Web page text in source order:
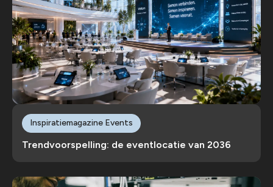
Trendvoorspelling: de eventlocatie van 2036
Inspiratiemagazine Events